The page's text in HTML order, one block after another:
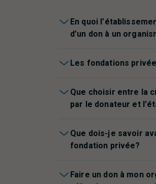
En quoi
d’un don à un
Les fondations
Que choisir entre la
par le donateur et
Que dois-je savoir
fondation privée?
Faire un don à mon